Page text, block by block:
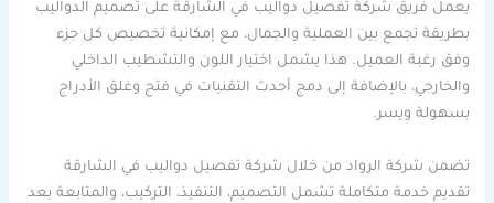
يعمل فريق شركة تفصيل دواليب في الشارقة على تصميم الدواليب
بطريقة تجمع بين العملية والجمال، مع إمكانية تخصيص كل جزء
وفق رغبة العميل. هذا يشمل اختيار اللون والتشطيب الداخلي
والخارجي، بالإضافة إلى دمج أحدث التقنيات في فتح وغلق الأدراج
بسهولة ويسر.
تضمن شركة الرواد من خلال شركة تفصيل دواليب في الشارقة
تقديم خدمة متكاملة تشمل التصميم، التنفيذ، التركيب، والمتابعة بعد